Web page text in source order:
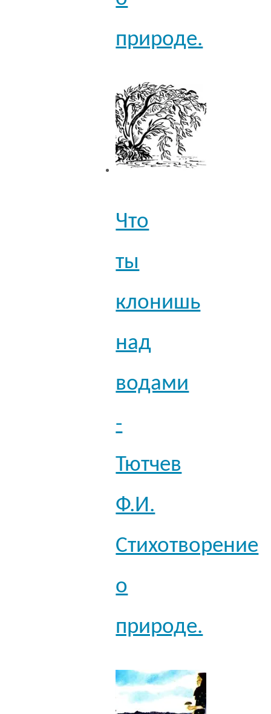
природе.
Что
ты
клонишь
над
водами
-
Тютчев
Ф.И.
Стихотворение
о
природе.